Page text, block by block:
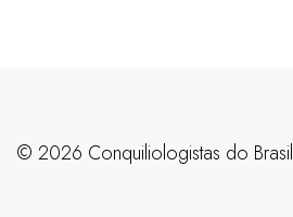
©️ 2026 Conquiliologistas do Brasil